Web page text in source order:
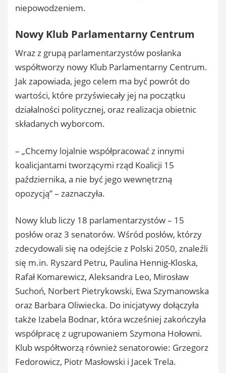
niepowodzeniem.
Nowy Klub Parlamentarny Centrum
Wraz z grupą parlamentarzystów posłanka
współtworzy nowy Klub Parlamentarny Centrum.
Jak zapowiada, jego celem ma być powrót do
wartości, które przyświecały jej na początku
działalności politycznej, oraz realizacja obietnic
składanych wyborcom.
– „Chcemy lojalnie współpracować z innymi
koalicjantami tworzącymi rząd Koalicji 15
października, a nie być jego wewnętrzną
opozycją” – zaznaczyła.
Nowy klub liczy 18 parlamentarzystów – 15
posłów oraz 3 senatorów. Wśród posłów, którzy
zdecydowali się na odejście z Polski 2050, znaleźli
się m.in. Ryszard Petru, Paulina Hennig-Kloska,
Rafał Komarewicz, Aleksandra Leo, Mirosław
Suchoń, Norbert Pietrykowski, Ewa Szymanowska
oraz Barbara Oliwiecka. Do inicjatywy dołączyła
także Izabela Bodnar, która wcześniej zakończyła
współpracę z ugrupowaniem Szymona Hołowni.
Klub współtworzą również senatorowie: Grzegorz
Fedorowicz, Piotr Masłowski i Jacek Trela.